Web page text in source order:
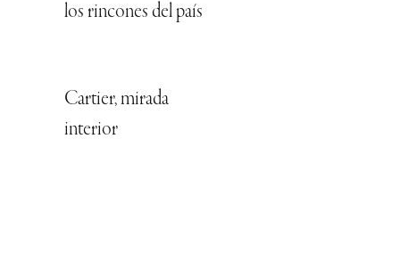
los rincones del país
Cartier, mirada
interior